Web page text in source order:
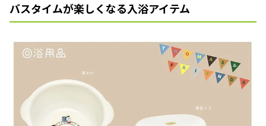
バスタイムが楽しくなる入浴アイテム